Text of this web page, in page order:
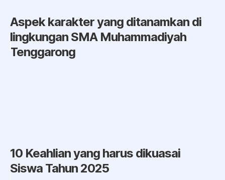
Aspek karakter yang ditanamkan di
lingkungan SMA Muhammadiyah
Tenggarong
10 Keahlian yang harus dikuasai
Siswa Tahun 2025